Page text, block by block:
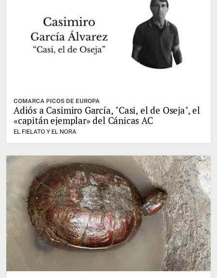
COMARCA PICOS DE EUROPA
Adiós a Casimiro García, "Casi, el de Oseja", el
«capitán ejemplar» del Cánicas AC
EL FIELATO Y EL NORA